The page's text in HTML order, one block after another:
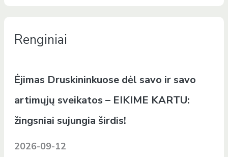
Renginiai
Ėjimas Druskininkuose dėl savo ir savo
artimųjų sveikatos – EIKIME KARTU:
žingsniai sujungia širdis!
2026-09-12